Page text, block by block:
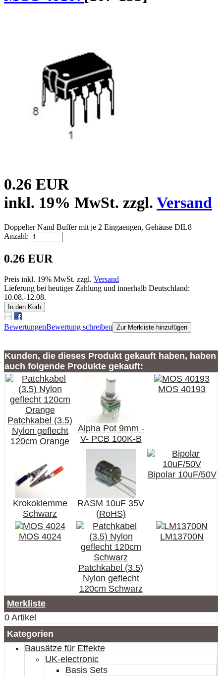
0.26 EUR
inkl. 19% MwSt. zzgl. Versand
Doppelter Nand Buffer mit je 2 Eingaengen, Gehäuse DIL8
Anzahl:
0.26 EUR
Preis inkl. 19% MwSt. zzgl. Versand
Lieferung bei heutiger Zahlung und innerhalb Deutschland:
10.08.-12.08.
In den Korb
BewertungenBewertung schreiben Zur Merkliste hinzufügen
Kunden, die dieses Produkt gekauft haben, haben
auch folgende Produkte gekauft:
Patchkabel (3.5)
Nylon geflecht
120cm Orange
Alpha Pot 9mm -
V- PCB 100K-B
MOS 40193
Krokoklemme
Schwarz
RASM 10uF 35V
(RoHS)
Bipolar 10uF/50V
MOS 4024
Patchkabel (3.5)
Nylon geflecht
120cm Schwarz
LM13700N
Merkliste
0 Artikel
Kategorien
Bausätze für Effekte
UK-electronic
Basis Sets